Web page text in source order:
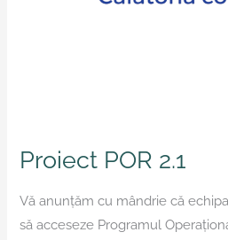
Proiect POR 2.1
Vă anunțăm cu mândrie că
să acceseze Programul